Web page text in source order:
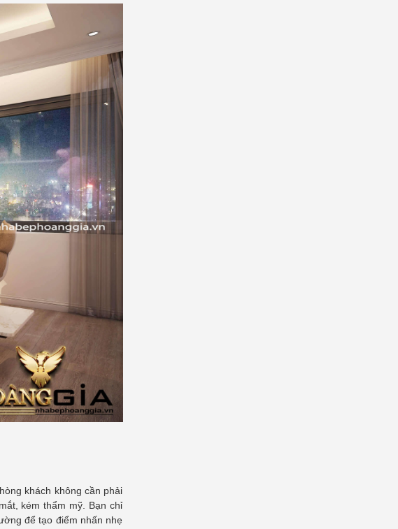
khách không cần phải
kém thẩm mỹ. Bạn chỉ
để tạo điểm nhấn nhẹ